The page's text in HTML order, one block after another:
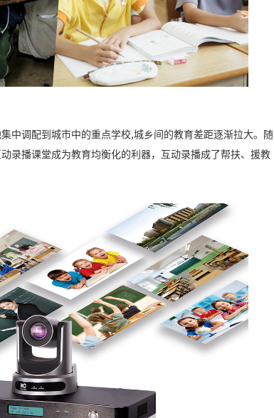
中调配到城市中的重点学校,城乡间的教育差距逐渐拉大。随
录播课堂成为教育均衡化的利器，互动录播成了帮扶、援教